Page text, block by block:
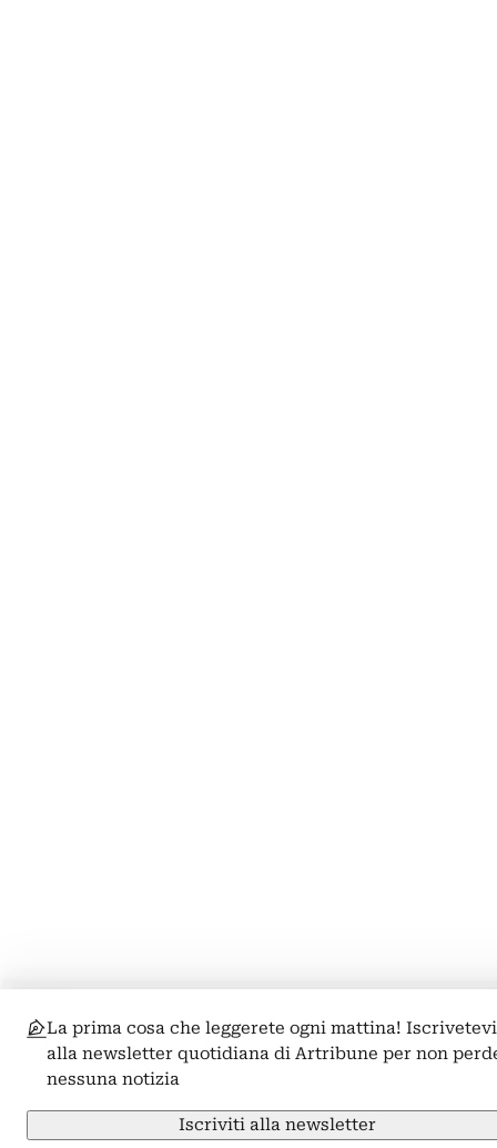
La prima cosa che leggerete ogni mattina! Iscrivetevi
alla newsletter quotidiana di Artribune per non
nessuna notizia
Iscriviti alla newsletter